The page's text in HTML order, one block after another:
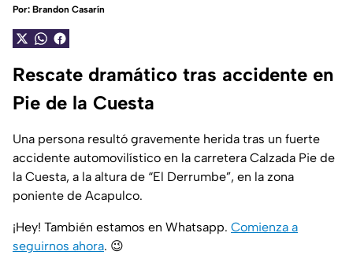
Por: Brandon Casarín
Rescate dramático tras accidente en
Pie de la Cuesta
Una persona resultó gravemente herida tras un fuerte
accidente automovilístico en la carretera Calzada Pie de
la Cuesta, a la altura de “El Derrumbe”, en la zona
poniente de Acapulco.
¡Hey! También estamos en Whatsapp. Comienza a
seguirnos ahora. 😉